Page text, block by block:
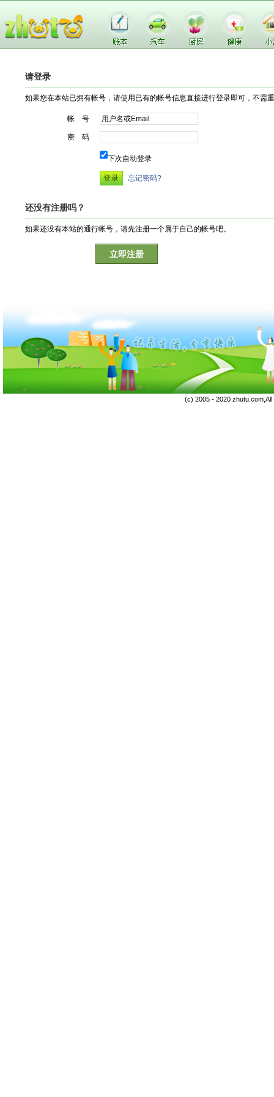
请登录
如果您在本站已拥有帐号，请使用已有的帐号信息直接进行登录即可，不需
帐 号
密 码
下次自动登录
忘记密码?
还没有注册吗？
如果还没有本站的通行帐号，请先注册一个属于自己的帐号吧。
立即注册
(c) 2005 - 2020